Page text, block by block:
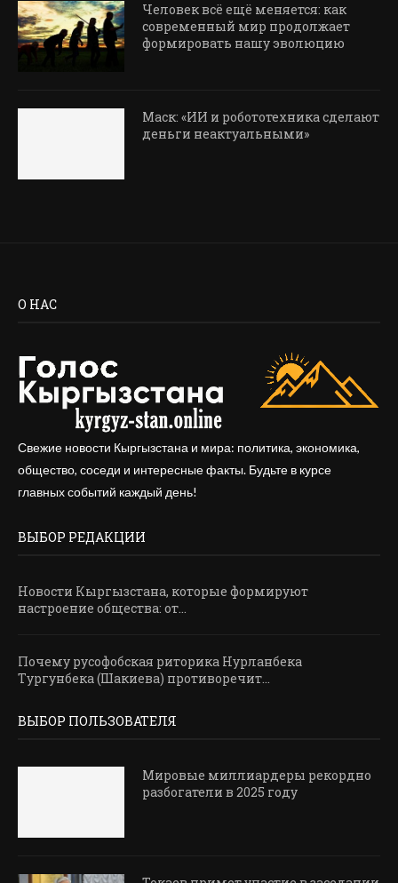
Человек всё ещё меняется: как
современный мир продолжает
формировать нашу эволюцию
Маск: «ИИ и робототехника сделают
деньги неактуальными»
О НАС
Свежие новости Кыргызстана и мира: политика, экономика,
общество, соседи и интересные факты. Будьте в курсе
главных событий каждый день!
ВЫБОР РЕДАКЦИИ
Новости Кыргызстана, которые формируют
настроение общества: от...
Почему русофобская риторика Нурланбека
Тургунбека (Шакиева) противоречит...
ВЫБОР ПОЛЬЗОВАТЕЛЯ
Мировые миллиардеры рекордно
разбогатели в 2025 году